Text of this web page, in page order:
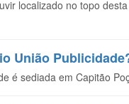
localizado no topo
União
é sediada em Capitão